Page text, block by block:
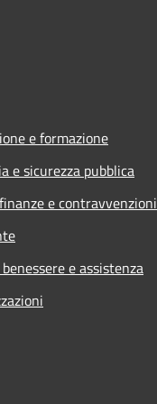
e formazione
e sicurezza pubblica
e contravvenzioni
e assistenza